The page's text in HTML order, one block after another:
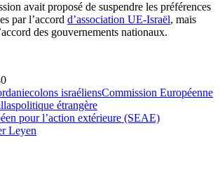
avait proposé de suspendre les préférences
par l’accord d’association UE-Israël, mais
des gouvernements nationaux.
colons israéliensCommission Européenne
politique étrangère
pour l’action extérieure (SEAE)
Leyen